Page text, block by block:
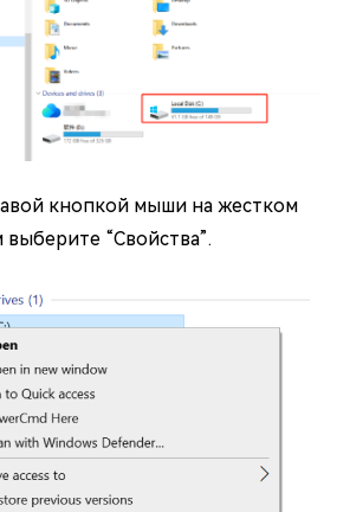
кнопкой мыши на жестком
выберите “Свойства”.